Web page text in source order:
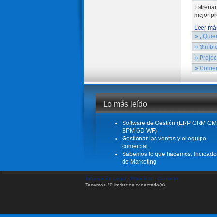
mejor
Leer
»
¿Quiere
Leer
»
consiste
Leer
»
Project
de
Leer
»
no
Leer
Lo más leído
Software de Gestión (ERP CRM CMI
BPM GD WF)
Gestionar las ventas y el equipo
comercial.
Sabemos lo que hacemos.
de Marketing
Información Legal- Privacidad - Contacto
Tenemos 30 invitados conectado(s)